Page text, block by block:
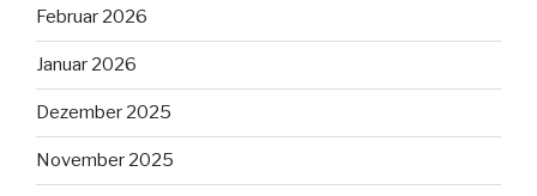
Februar 2026
Januar 2026
Dezember 2025
November 2025